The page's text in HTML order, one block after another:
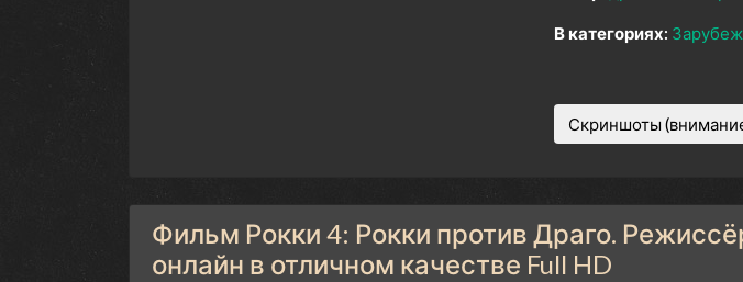
В категориях:
Скриншоты
Фильм Рокки 4: Рокки против Драго.
онлайн в отличном качестве Full HD